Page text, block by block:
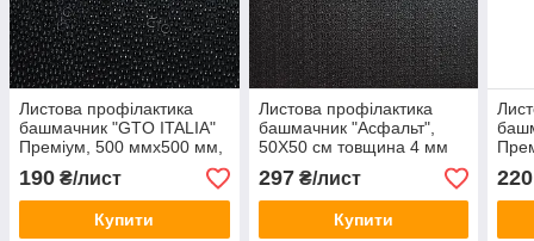
Листова профілактика
башмачник "GTO ITALIA"
Преміум, 500 ммх500 мм,
товщина 2 мм
190 ₴/лист
Купити
Листова профілактика
башмачник "Асфальт",
50Х50 см товщина 4 мм
жорстка
297₴/лист
Купити
220